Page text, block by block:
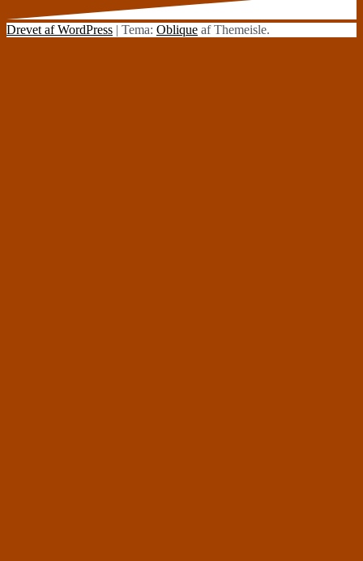
Drevet af WordPress | Tema: Oblique af Themeisle.